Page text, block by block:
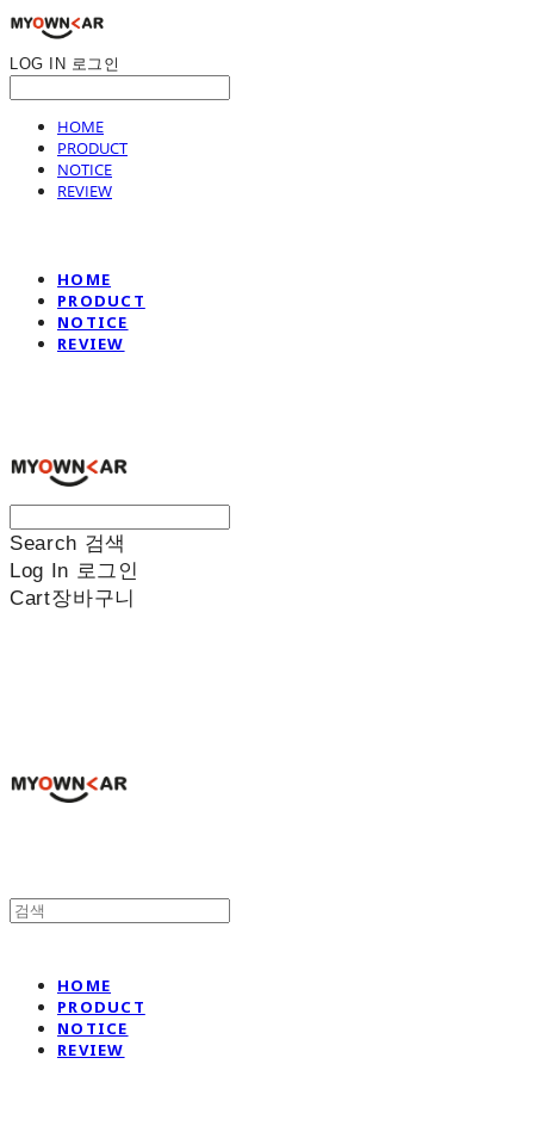
LOG IN 로그인
HOME
PRODUCT
NOTICE
REVIEW
HOME
PRODUCT
NOTICE
REVIEW
Search 검색
Log In 로그인
Cart장바구니
HOME
PRODUCT
NOTICE
REVIEW